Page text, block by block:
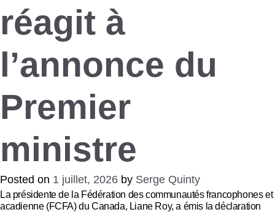
réagit à
l’annonce du
Premier
ministre
Posted on 1 juillet, 2026 by Serge Quinty
La présidente de la Fédération des communautés francophones et
acadienne (FCFA) du Canada, Liane Roy, a émis la déclaration